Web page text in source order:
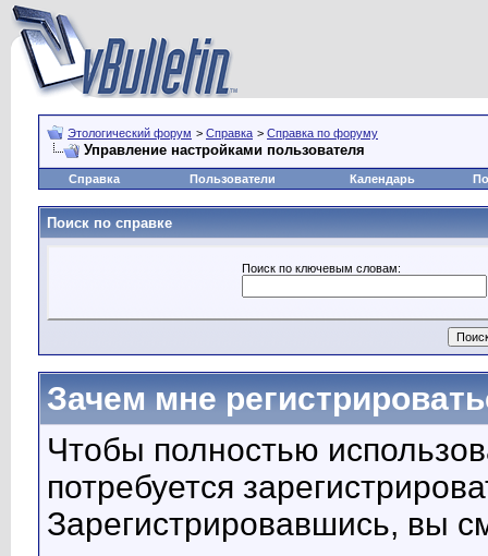
Этологический форум > Справка > Справка по форуму
Управление настройками пользователя
Справка Пользователи Календарь
Поиск по справке
Поиск по ключевым словам:
Зачем мне
Чтобы полностью
потребуется
Зарегистрировавшись, вы